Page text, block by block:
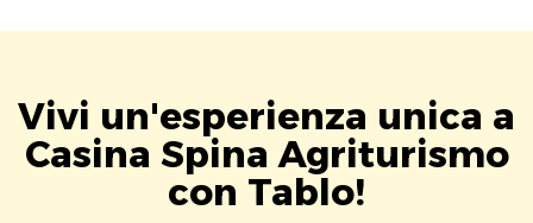
Vivi un'esperienza unica a
Casina Spina Agriturismo
con Tablo!